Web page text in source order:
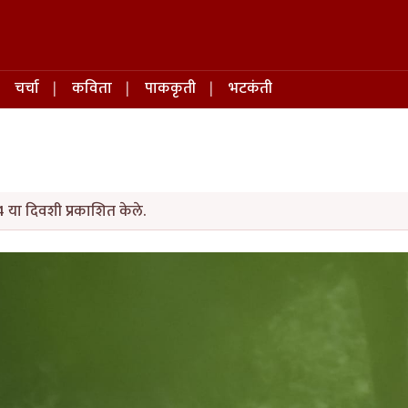
चर्चा कविता पाककृती
भटकंती
दिवशी प्रकाशित केले.